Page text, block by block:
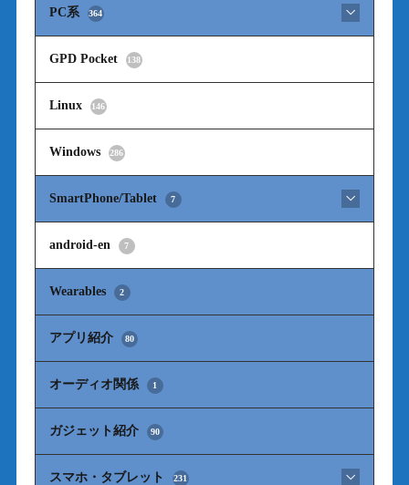
PC系 364
GPD Pocket 138
Linux 146
Windows 286
SmartPhone/Tablet 7
android-en 7
Wearables 2
アプリ紹介 80
オーディオ関係 1
ガジェット紹介 90
スマホ・タブレット 231